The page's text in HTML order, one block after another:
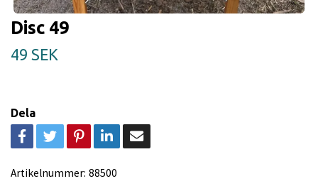
Disc 49
49 SEK
Dela
Artikelnummer: 88500